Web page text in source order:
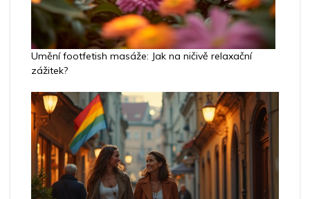
Umění footfetish masáže: Jak na ničivě relaxační
zážitek?